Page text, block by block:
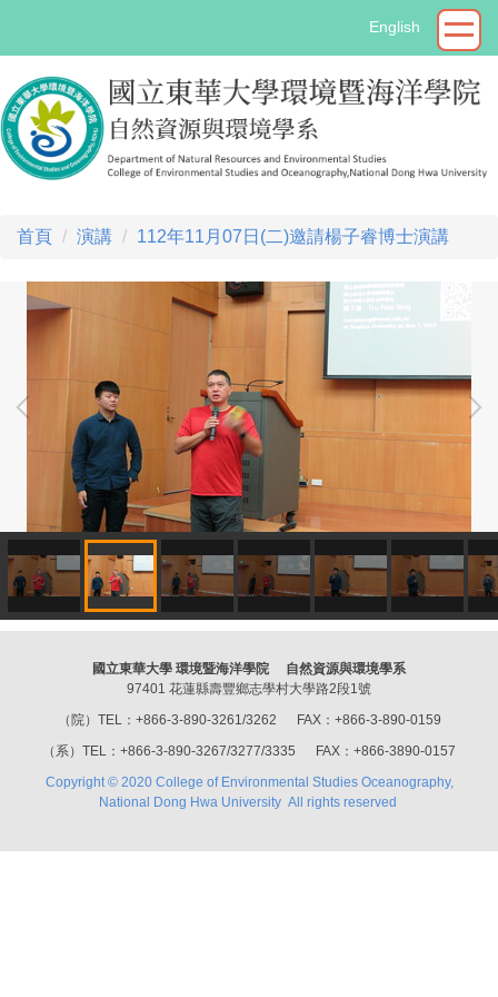
要
內
容
區
English
首頁 演講 112年11月07日(二)邀請楊子睿博士演講
國立東華大學 環境暨海洋學院 自然資源與環境學系
97401 花蓮縣壽豐鄉志學村大學路2段1號
（院）TEL：+866-3-890-3261/3262 FAX：+866-3-890-0159
（系）TEL：+866-3-890-3267/3277/3335 FAX：+866-3890-0157
Copyright © 2020 College of Environmental Studies Oceanography,
National Dong Hwa University All rights reserved